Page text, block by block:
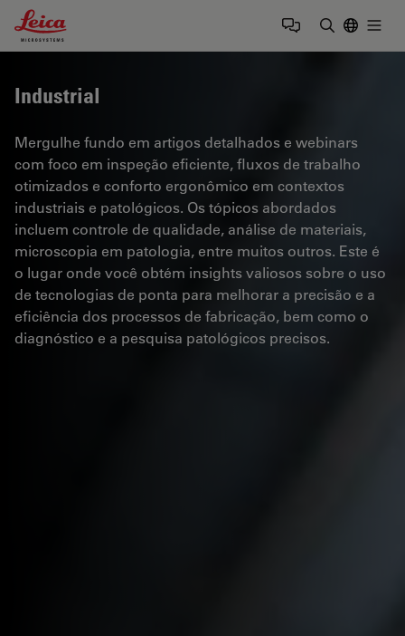
Leica Microsystems Logo
Industrial
Mergulhe fundo em artigos detalhados e webinars
com foco em inspeção eficiente, fluxos de trabalho
otimizados e conforto ergonômico em contextos
industriais e patológicos. Os tópicos abordados
incluem controle de qualidade, análise de materiais,
microscopia em patologia, entre muitos outros. Este é
o lugar onde você obtém insights valiosos sobre o uso
de tecnologias de ponta para melhorar a precisão e a
eficiência dos processos de fabricação, bem como o
diagnóstico e a pesquisa patológicos precisos.